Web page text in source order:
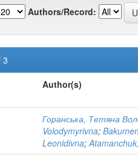
Authors/Record:
3
Author(s)
Горанська, Тетяна
Volodymyrivna;
Leonidivna;